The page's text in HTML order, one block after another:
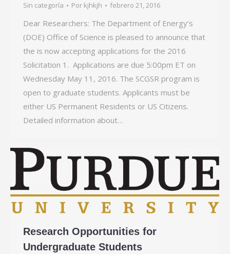
Sin categoría Por kjhkjh febrero 21, 2016
Dear Researchers: The Department of Energy’s
(DOE) Office of Science is pleased to announce that
the is now accepting applications for the 2016
Solicitation 1. Applications are due 5:00pm ET on
Wednesday May 11, 2016. The SCGSR program is
open to graduate students. Applicants must be
either US Permanent Residents or US Citizens.
Detailed information about…
Research Opportunities for
Undergraduate Students